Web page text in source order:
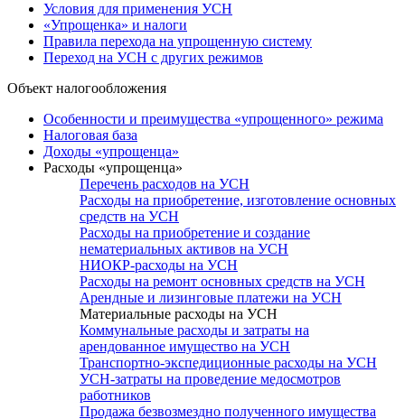
Условия для применения УСН
«Упрощенка» и налоги
Правила перехода на упрощенную систему
Переход на УСН с других режимов
Объект налогообложения
Особенности и преимущества «упрощенного» режима
Налоговая база
Доходы «упрощенца»
Расходы «упрощенца»
Перечень расходов на УСН
Расходы на приобретение, изготовление основных
средств на УСН
Расходы на приобретение и создание
нематериальных активов на УСН
НИОКР-расходы на УСН
Расходы на ремонт основных средств на УСН
Арендные и лизинговые платежи на УСН
Материальные расходы на УСН
Коммунальные расходы и затраты на
арендованное имущество на УСН
Транспортно-экспедиционные расходы на УСН
УСН-затраты на проведение медосмотров
работников
Продажа безвозмездно полученного имущества